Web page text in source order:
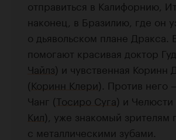
отправиться в Калифорнию,
наконец, в Бразилию, где он
о дьявольском плане Дракса.
помогают красивая доктор
Чайлз) и чувственная Коринн
(Коринн Клери). Против него
Чанг (Тосиро Суга) и Челюсти
Кил), уже знакомый зрителям
с металлическими зубами.